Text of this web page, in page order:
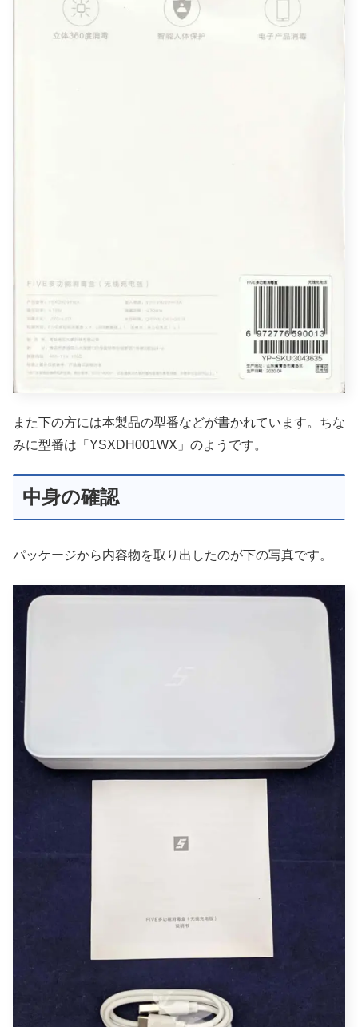
また下の方には本製品の型番などが書かれています。ちな
みに型番は「YSXDH001WX」のようです。
中身の確認
パッケージから内容物を取り出したのが下の写真です。